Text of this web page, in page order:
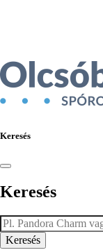
Keresés
Keresés